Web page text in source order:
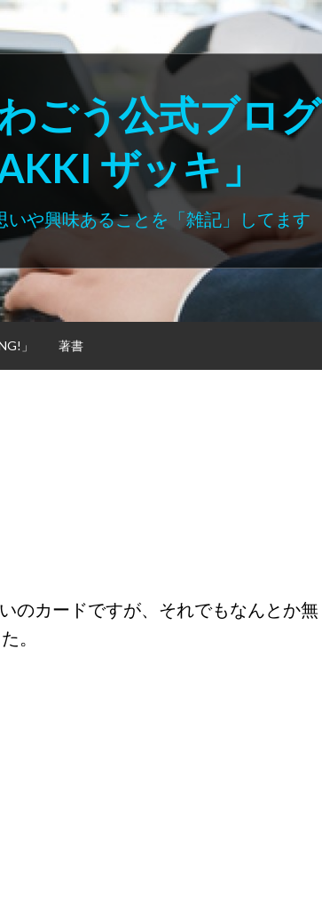
ごう公式ブログ
ザッキ」
いや興味あることを「雑記」してます
」 著書
のカードですが、それでもなんとか無
。